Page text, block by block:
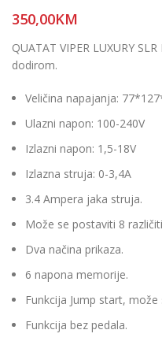
350,00KM
QUATAT VIPER LUXURY
dodirom.
Veličina napajanja:
Ulazni napon: 100-240V
Izlazni napon: 1,5-18V
Izlazna struja: 0-3,4A
3.4 Ampera jaka struja.
Može se postaviti 8
Dva načina prikaza.
6 napona memorije.
Funkcija Jump start, može
Funkcija bez pedala.